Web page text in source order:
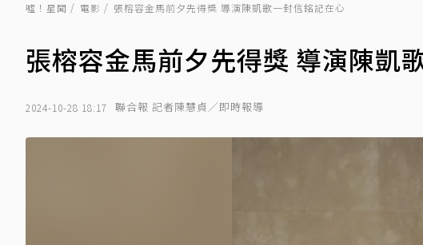
噓！星聞 電影 張榕容金馬前夕先得獎 導演陳凱歌一封信銘記在心
張榕容金馬前夕先得獎 導演陳凱
2024-10-28 18:17 聯合報 記者陳慧貞／即時報導